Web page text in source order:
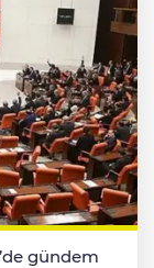
gündem